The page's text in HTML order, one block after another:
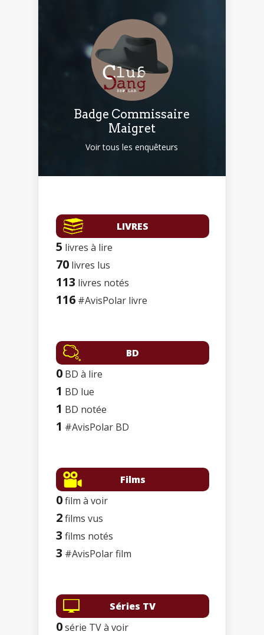
Badge Commissaire
Maigret
Voir tous les enquêteurs
LIVRES
5 livres à lire
70 livres lus
113 livres notés
116 #AvisPolar livre
BD
0 BD à lire
1 BD lue
1 BD notée
1 #AvisPolar BD
Films
0film à voir
2films vus
3 films notés
3 #AvisPolar film
Séries TV
0série TV à voir